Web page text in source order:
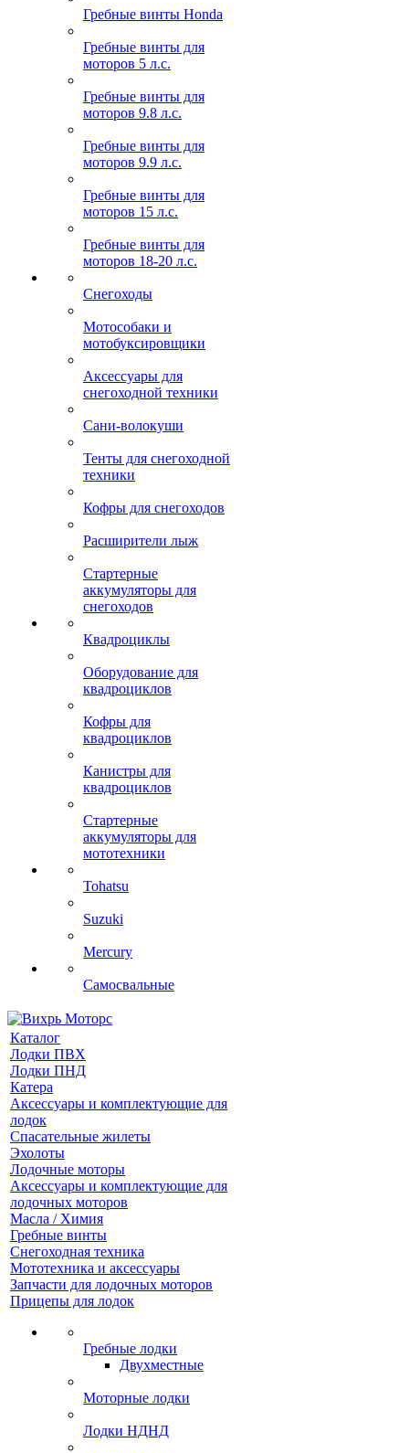
Гребные винты Honda
Гребные винты для
моторов 5 л.с.
Гребные винты для
моторов 9.8 л.с.
Гребные винты для
моторов 9.9 л.с.
Гребные винты для
моторов 15 л.с.
Гребные винты для
моторов 18-20 л.с.
Снегоходы
Мотособаки и
мотобуксировщики
Аксессуары для
снегоходной техники
Сани-волокуши
Тенты для снегоходной
техники
Кофры для снегоходов
Расширители лыж
Стартерные
аккумуляторы для
снегоходов
Квадроциклы
Оборудование для
квадроциклов
Кофры для
квадроциклов
Канистры для
квадроциклов
Стартерные
аккумуляторы для
мототехники
Tohatsu
Suzuki
Mercury
Самосвальные
Каталог
Лодки ПВХ
Лодки ПНД
Катера
Аксессуары и комплектующие для
лодок
Спасательные жилеты
Эхолоты
Лодочные моторы
Аксессуары и комплектующие для
лодочных моторов
Масла / Химия
Гребные винты
Снегоходная техника
Мототехника и аксессуары
Запчасти для лодочных моторов
Прицепы для лодок
Гребные лодки
Двухместные
Моторные лодки
Лодки НДНД